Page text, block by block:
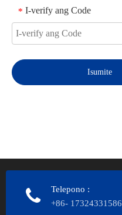
* I-verify ang Code
Isumite
Telepono :
+86- 17324331586